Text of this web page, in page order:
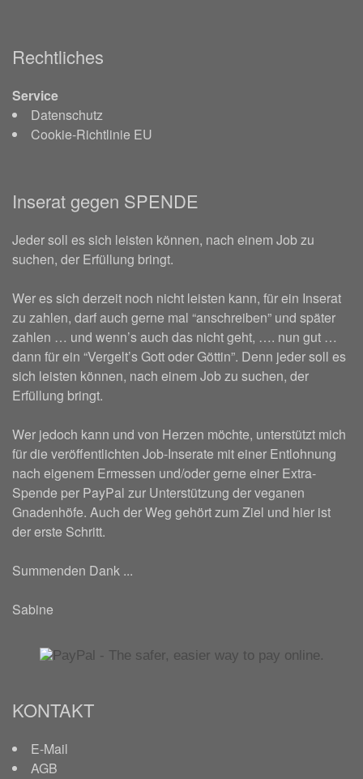
Rechtliches
Service
Datenschutz
Cookie-Richtlinie EU
Inserat gegen SPENDE
Jeder soll es sich leisten können, nach einem Job zu
suchen, der Erfüllung bringt.
Wer es sich derzeit noch nicht leisten kann, für ein Inserat
zu zahlen, darf auch gerne mal “anschreiben” und später
zahlen … und wenn’s auch das nicht geht, …. nun gut …
dann für ein “Vergelt’s Gott oder Göttin”. Denn jeder soll es
sich leisten können, nach einem Job zu suchen, der
Erfüllung bringt.
Wer jedoch kann und von Herzen möchte, unterstützt mich
für die veröffentlichten Job-Inserate mit einer Entlohnung
nach eigenem Ermessen und/oder gerne einer Extra-
Spende per PayPal zur Unterstützung der veganen
Gnadenhöfe. Auch der Weg gehört zum Ziel und hier ist
der erste Schritt.
Summenden Dank ...
Sabine
KONTAKT
E-Mail
AGB